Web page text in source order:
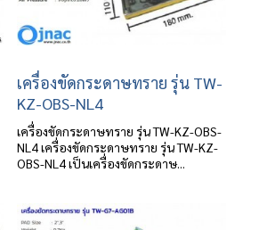
เครื่องขัดกระดาษทราย รุ่น TW-
KZ-OBS-NL4
เครื่องขัดกระดาษทราย รุ่น TW-KZ-OBS-
NL4 เครื่องขัดกระดาษทราย รุ่น TW-KZ-
OBS-NL4 เป็นเครื่องขัดกระดาษ...